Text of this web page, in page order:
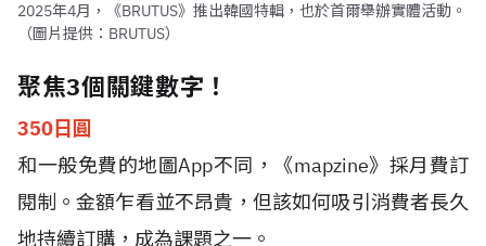
2025年4月，《BRUTUS》推出韓國特輯，也於首爾舉辦實體活動。
（圖片提供：BRUTUS）
聚焦3個關鍵數字！
350 日圓
和一般免費的地圖App不同，《mapzine》採月費訂
閱制。金額乍看並不昂貴，但該如何吸引消費者長久
地持續訂購，成為課題之一。